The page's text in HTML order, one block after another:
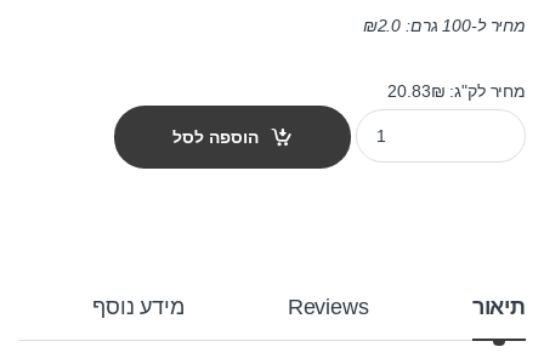
מחיר ל-100 גרם: ₪2.0
מחיר לק"ג: 20.83₪
מזון לכלבים יוקנובה לייט מדיום 12 ק"ג quantity
הוספה לסל
תיאור Reviews מידע נוסף